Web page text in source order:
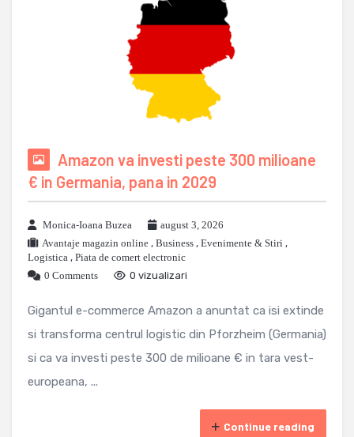
Amazon va investi peste 300 milioane
€ in Germania, pana in 2029
Monica-Ioana Buzea
august 3, 2026
Avantaje magazin online , Business , Evenimente & Stiri ,
Logistica , Piata de comert electronic
0 Comments
0 vizualizari
Gigantul e-commerce Amazon a anuntat ca isi extinde
si transforma centrul logistic din Pforzheim (Germania)
si ca va investi peste 300 de milioane € in tara vest-
europeana, ...
Continue reading